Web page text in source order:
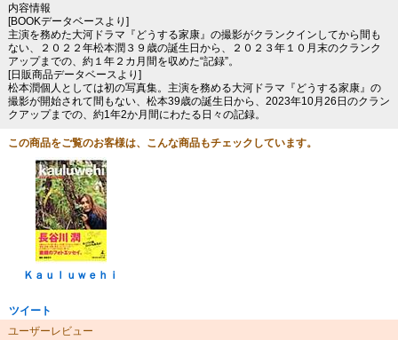
内容情報
[BOOKデータベースより]
主演を務めた大河ドラマ『どうする家康』の撮影がクランクインしてから間も
ない、２０２２年松本潤３９歳の誕生日から、２０２３年１０月末のクランク
アップまでの、約１年２カ月間を収めた“記録”。
[日販商品データベースより]
松本潤個人としては初の写真集。主演を務める大河ドラマ『どうする家康』の
撮影が開始されて間もない、松本39歳の誕生日から、2023年10月26日のクラン
クアップまでの、約1年2か月間にわたる日々の記録。
この商品をご覧のお客様は、こんな商品もチェックしています。
Ｋａｕｌｕｗｅｈｉ
ツイート
ユーザーレビュー